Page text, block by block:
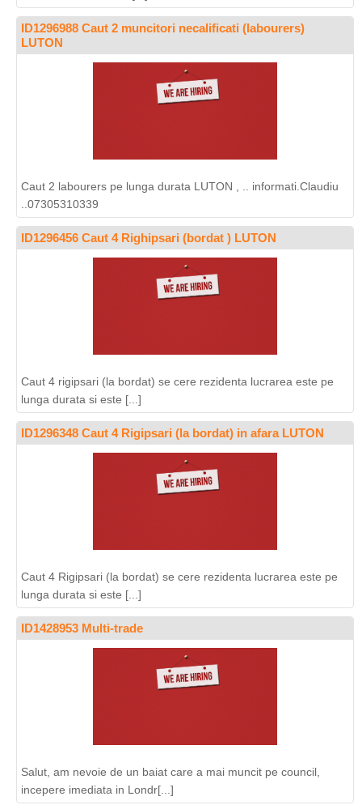
ID1296988 Caut 2 muncitori necalificati (labourers)
LUTON
Caut 2 labourers pe lunga durata LUTON , .. informati.Claudiu
..07305310339
ID1296456 Caut 4 Righipsari (bordat ) LUTON
Caut 4 rigipsari (la bordat) se cere rezidenta lucrarea este pe
lunga durata si este [...]
ID1296348 Caut 4 Rigipsari (la bordat) in afara LUTON
Caut 4 Rigipsari (la bordat) se cere rezidenta lucrarea este pe
lunga durata si este [...]
ID1428953 Multi-trade
Salut, am nevoie de un baiat care a mai muncit pe council,
incepere imediata in Londr[...]